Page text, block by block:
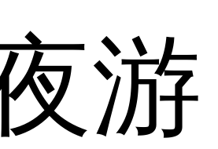
游